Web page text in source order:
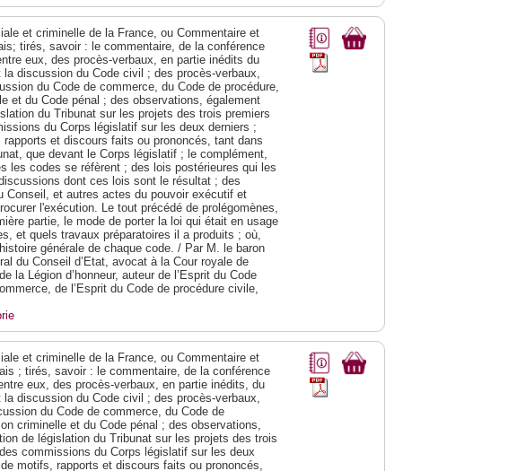
et criminelle de la France, ou Commentaire et
tirés, savoir : le commentaire, de la conférence
eux, des procès-verbaux, en partie inédits du
discussion du Code civil ; des procès-verbaux,
du Code de commerce, du Code de procédure,
et du Code pénal ; des observations, également
du Tribunat sur les projets des trois premiers
du Corps législatif sur les deux derniers ;
et discours faits ou prononcés, tant dans
que devant le Corps législatif ; le complément,
les codes se réfèrent ; des lois postérieures qui les
dont ces lois sont le résultat ; des
Conseil, et autres actes du pouvoir exécutif et
l'exécution. Le tout précédé de prolégomènes,
partie, le mode de porter la loi qui était en usage
et quels travaux préparatoires il a produits ; où,
générale de chaque code. / Par M. le baron
du Conseil d’Etat, avocat à la Cour royale de
la Légion d’honneur, auteur de l’Esprit du Code
de l’Esprit du Code de procédure civile,
et criminelle de la France, ou Commentaire et
; tirés, savoir : le commentaire, de la conférence
eux, des procès-verbaux, en partie inédits, du
discussion du Code civil ; des procès-verbaux,
du Code de commerce, du Code de
criminelle et du Code pénal ; des observations,
de législation du Tribunat sur les projets des trois
commissions du Corps législatif sur les deux
motifs, rapports et discours faits ou prononcés,